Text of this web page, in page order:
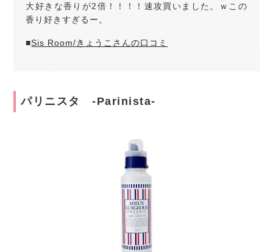
大好きな香りが2倍！！！！速攻買いました。ｗこの
香り好きすぎるー。
■Sis Room/きょうこさんの口コミ
パリニスタ -Parinista-